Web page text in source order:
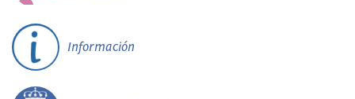
Información